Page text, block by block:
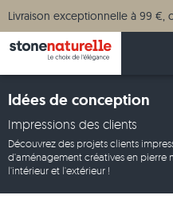
Livraison exceptionnelle à 99 €,
Idées de conception
Impressions des clients
Découvrez des projets clients
d'aménagement créatives en pierre
l'intérieur et l'extérieur !